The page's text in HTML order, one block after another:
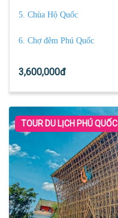
5. Chùa Hộ Quốc
6. Chợ đêm Phú Quốc
3,600,000đ
TOUR DU LỊCH PHÚ QUỐC